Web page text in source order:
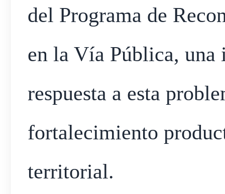
del Programa de
en la Vía Pública, una
respuesta a esta
fortalecimiento
territorial.